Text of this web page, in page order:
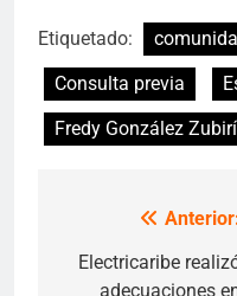
Etiquetado:
Consulta previa
Fredy González
Navegación
de
Electricaribe
adecuaciones